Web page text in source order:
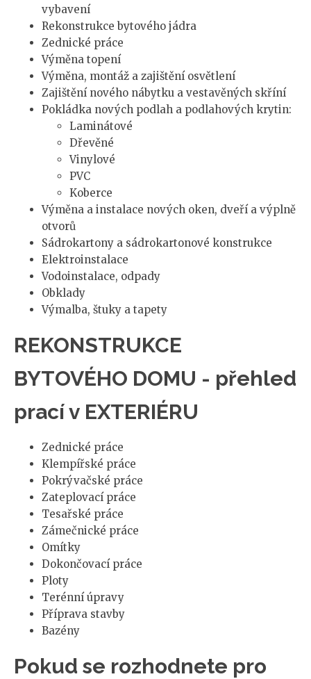
vybavení
Rekonstrukce bytového jádra
Zednické práce
Výměna topení
Výměna, montáž a zajištění osvětlení
Zajištění nového nábytku a vestavěných skříní
Pokládka nových podlah a podlahových krytin:
Laminátové
Dřevěné
Vinylové
PVC
Koberce
Výměna a instalace nových oken, dveří a výplně
otvorů
Sádrokartony a sádrokartonové konstrukce
Elektroinstalace
Vodoinstalace, odpady
Obklady
Výmalba, štuky a tapety
REKONSTRUKCE
BYTOVÉHO DOMU - přehled
prací v EXTERIÉRU
Zednické práce
Klempířské práce
Pokrývačské práce
Zateplovací práce
Tesařské práce
Zámečnické práce
Omítky
Dokončovací práce
Ploty
Terénní úpravy
Příprava stavby
Bazény
Pokud se rozhodnete pro